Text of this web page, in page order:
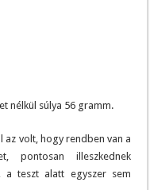
nélkül súlya 56 gramm.
az volt, hogy rendben van a
pontosan illeszkednek
a teszt alatt egyszer sem